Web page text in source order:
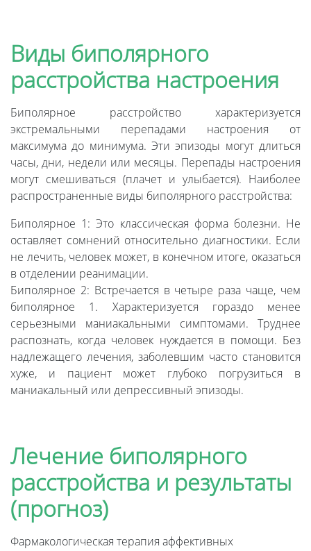
Виды биполярного
расстройства настроения
Биполярное расстройство характеризуется
экстремальными перепадами настроения от
максимума до минимума. Эти эпизоды могут длиться
часы, дни, недели или месяцы. Перепады настроения
могут смешиваться (плачет и улыбается). Наиболее
распространенные виды биполярного расстройства:
Биполярное 1: Это классическая форма болезни. Не
оставляет сомнений относительно диагностики. Если
не лечить, человек может, в конечном итоге, оказаться
в отделении реанимации.
Биполярное 2: Встречается в четыре раза чаще, чем
биполярное 1. Характеризуется гораздо менее
серьезными маниакальными симптомами. Труднее
распознать, когда человек нуждается в помощи. Без
надлежащего лечения, заболевшим часто становится
хуже, и пациент может глубоко погрузиться в
маниакальный или депрессивный эпизоды.
Лечение биполярного
расстройства и результаты
(прогноз)
Фармакологическая терапия аффективных